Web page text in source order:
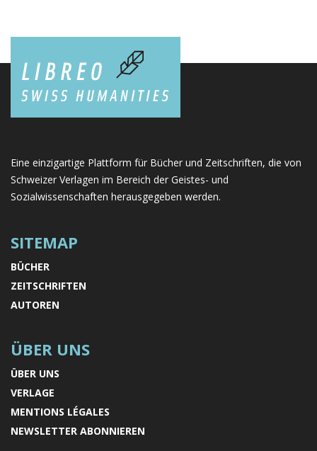
Eine einzigartige Plattform für Bücher und Zeitschriften, die von
Schweizer Verlagen im Bereich der Geistes- und
Sozialwissenschaften herausgegeben werden.
SITEMAP
BÜCHER
ZEITSCHRIFTEN
AUTOREN
ÜBER UNS
ÜBER UNS
VERLAGE
MENTIONS LÉGALES
NEWSLETTER ABONNIEREN